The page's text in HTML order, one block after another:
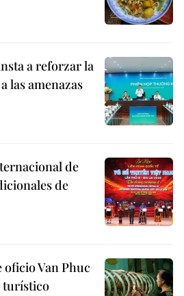
a reforzar la
las amenazas
de
de
oficio Van Phuc
turístico